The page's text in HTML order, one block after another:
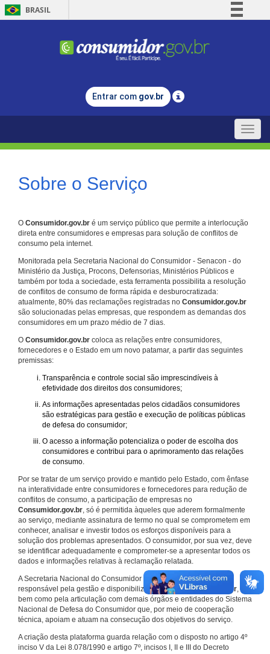
BRASIL
Comunica BR
Legislação
Entrar com gov.br
Toggle
Sobre o Serviço
O Consumidor.gov.br é um serviço público que permite a interlocução
direta entre consumidores e empresas para solução de conflitos de
consumo pela internet.
Monitorada pela Secretaria Nacional do Consumidor - Senacon - do
Ministério da Justiça, Procons, Defensorias, Ministérios Públicos e
também por toda a sociedade, esta ferramenta possibilita a resolução
de conflitos de consumo de forma rápida e desburocratizada:
atualmente, 80% das reclamações registradas no Consumidor.gov.br
são solucionadas pelas empresas, que respondem as demandas dos
consumidores em um prazo médio de 7 dias.
O Consumidor.gov.br coloca as relações entre consumidores,
fornecedores e o Estado em um novo patamar, a partir das seguintes
premissas:
Transparência e controle social são imprescindíveis à
efetividade dos direitos dos consumidores;
As informações apresentadas pelos cidadãos consumidores
são estratégicas para gestão e execução de políticas públicas
de defesa do consumidor;
O acesso a informação potencializa o poder de escolha dos
consumidores e contribui para o aprimoramento das relações
de consumo.
Por se tratar de um serviço provido e mantido pelo Estado, com ênfase
na interatividade entre consumidores e fornecedores para redução de
conflitos de consumo, a participação de empresas no
Consumidor.gov.br, só é permitida àqueles que aderem formalmente
ao serviço, mediante assinatura de termo no qual se comprometem em
conhecer, analisar e investir todos os esforços disponíveis para a
solução dos problemas apresentados. O consumidor, por sua vez, deve
se identificar adequadamente e comprometer-se a apresentar todos os
dados e informações relativas à reclamação relatada.
A Secretaria Nacional do Consumidor do Ministério da Justiça é a
responsável pela gestão e disponibilização doConsumidor.gov.br,
bem como pela articulação com demais órgãos e entidades do Sistema
Nacional de Defesa do Consumidor que, por meio de cooperação
técnica, apoiam e atuam na consecução dos objetivos do serviço.
A criação desta plataforma guarda relação com o disposto no artigo 4º
inciso V da Lei 8.078/1990 e artigo 7º, incisos I, II e III do Decreto